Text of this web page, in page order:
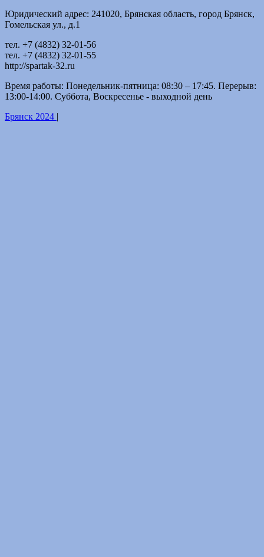
Юридический адрес: 241020, Брянская область, город Брянск,
Гомельская ул., д.1
тел. +7 (4832) 32-01-56
тел. +7 (4832) 32-01-55
http://spartak-32.ru
Время работы: Понедельник-пятница: 08:30 – 17:45. Перерыв:
13:00-14:00. Суббота, Воскресенье - выходной день
Брянск 2024 |